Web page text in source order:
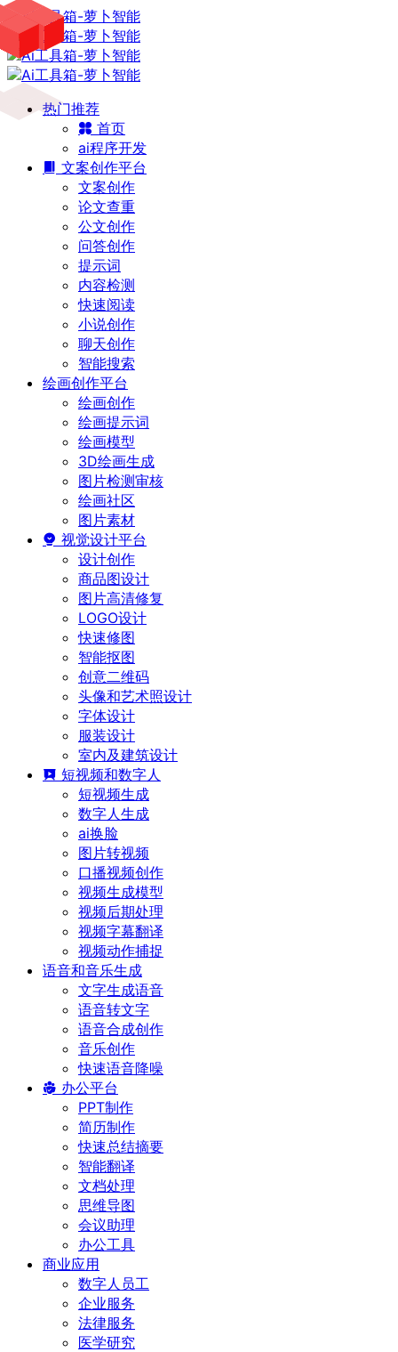
热门推荐
首页
ai程序开发
文案创作平台
文案创作
论文查重
公文创作
问答创作
提示词
内容检测
快速阅读
小说创作
聊天创作
智能搜索
绘画创作平台
绘画创作
绘画提示词
绘画模型
3D绘画生成
图片检测审核
绘画社区
图片素材
视觉设计平台
设计创作
商品图设计
图片高清修复
LOGO设计
快速修图
智能抠图
创意二维码
头像和艺术照设计
字体设计
服装设计
室内及建筑设计
短视频和数字人
短视频生成
数字人生成
ai换脸
图片转视频
口播视频创作
视频生成模型
视频后期处理
视频字幕翻译
视频动作捕捉
语音和音乐生成
文字生成语音
语音转文字
语音合成创作
音乐创作
快速语音降噪
办公平台
PPT制作
简历制作
快速总结摘要
智能翻译
文档处理
思维导图
会议助理
办公工具
商业应用
数字人员工
企业服务
法律服务
医学研究